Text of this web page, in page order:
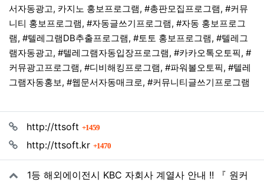
서자동광고, 카지노 홍보프로그램, #총판모집프로그램, #커뮤
니티 홍보프로그램, #자동글쓰기프로그램, #자동 홍보프로그
램, #텔레그램DB추출프로그램, #토토 홍보프로그램, #텔레그
램자동광고, #텔레그램자동입장프로그램, #카카오톡오토픽, #
커뮤광고프로그램, #디비해킹프로그램, #파워볼오토픽, #텔레
그램자동홍보, #웹문서자동매크로, #커뮤니티글쓰기프로그램
http://ttsoft 1459회 연결
http://ttsoft.kr
1470회 연결
1등 해외에이전시 KBC 자회사 계열사 안내 !! 『 원커